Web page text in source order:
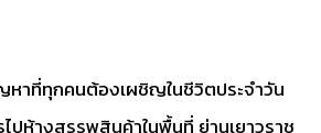
าที่ทุกคนต้องเผชิญในชีวิตประจำวัน
ไปห้างสรรพสินค้าในพื้นที่ ย่านเยาวราช